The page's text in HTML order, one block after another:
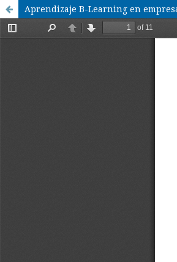
Aprendizaje B-Learning en